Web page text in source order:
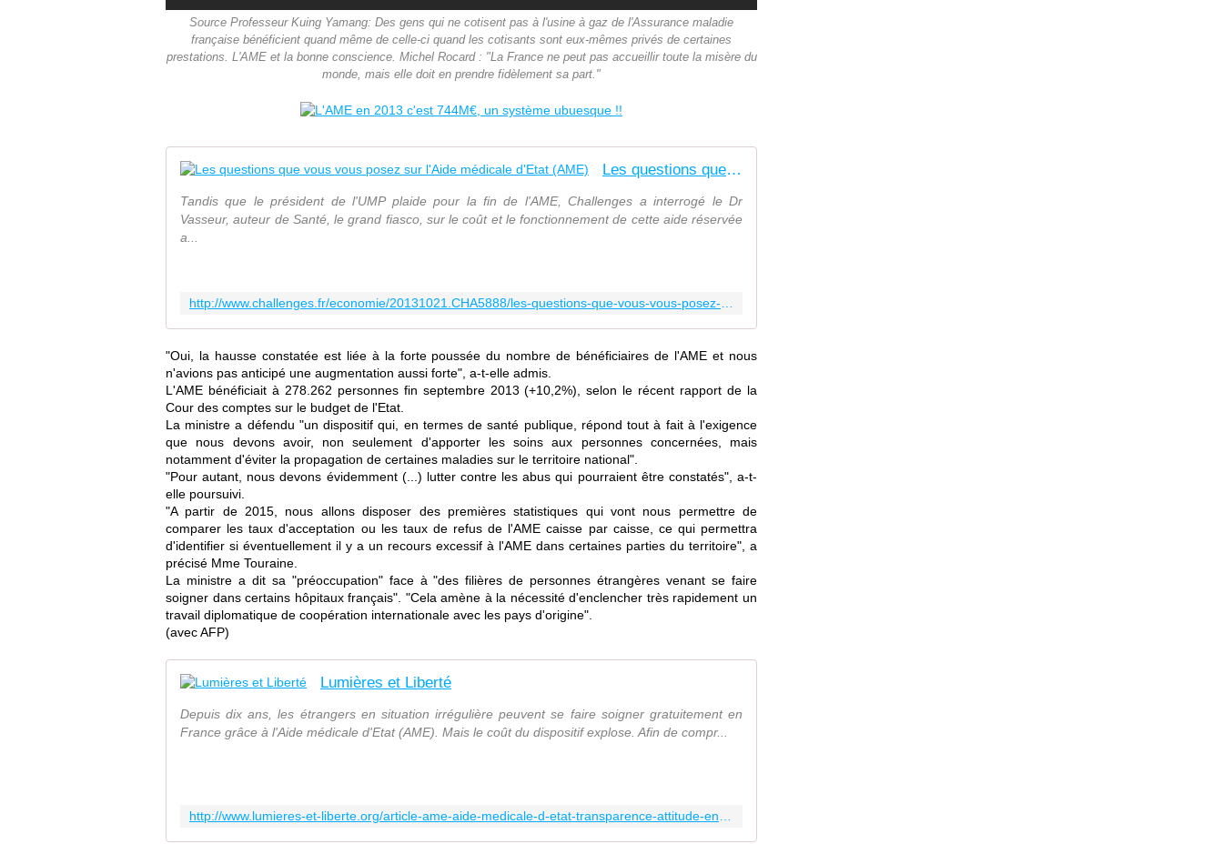
Source Professeur Kuing Yamang: Des gens qui ne cotisent pas à l'usine à gaz de l'Assurance maladie
française bénéficient quand même de celle-ci quand les cotisants sont eux-mêmes privés de certaines
prestations. L'AME et la bonne conscience. Michel Rocard : "La France ne peut pas accueillir toute la misère du
monde, mais elle doit en prendre fidèlement sa part."
Les questions que vous vous posez sur l'Aide médicale d'Etat (AME)
Tandis que le président de l'UMP plaide pour la fin de l'AME, Challenges a interrogé le Dr
Vasseur, auteur de Santé, le grand fiasco, sur le coût et le fonctionnement de cette aide réservée
a...
"Oui, la hausse constatée est liée à la forte poussée du nombre de bénéficiaires de l'AME et nous
n'avions pas anticipé une augmentation aussi forte", a-t-elle admis.
L'AME bénéficiait à 278.262 personnes fin septembre 2013 (+10,2%), selon le récent rapport de la
Cour des comptes sur le budget de l'Etat.
La ministre a défendu "un dispositif qui, en termes de santé publique, répond tout à fait à l'exigence
que nous devons avoir, non seulement d'apporter les soins aux personnes concernées, mais
notamment d'éviter la propagation de certaines maladies sur le territoire national".
"Pour autant, nous devons évidemment (...) lutter contre les abus qui pourraient être constatés", a-t-
elle poursuivi.
"A partir de 2015, nous allons disposer des premières statistiques qui vont nous permettre de
comparer les taux d'acceptation ou les taux de refus de l'AME caisse par caisse, ce qui permettra
d'identifier si éventuellement il y a un recours excessif à l'AME dans certaines parties du territoire", a
précisé Mme Touraine.
La ministre a dit sa "préoccupation" face à "des filières de personnes étrangères venant se faire
soigner dans certains hôpitaux français". "Celaamène à la nécessité d'enclencher très rapidement un
travail diplomatique de coopération internationale avec les pays d'origine".
(avec AFP)
Lumières et Liberté
Depuis dix ans, les étrangers en situation irrégulière peuvent se faire soigner gratuitement en
France grâce à l'Aide médicale d'Etat (AME). Mais le coût du dispositif explose. Afin de compr...